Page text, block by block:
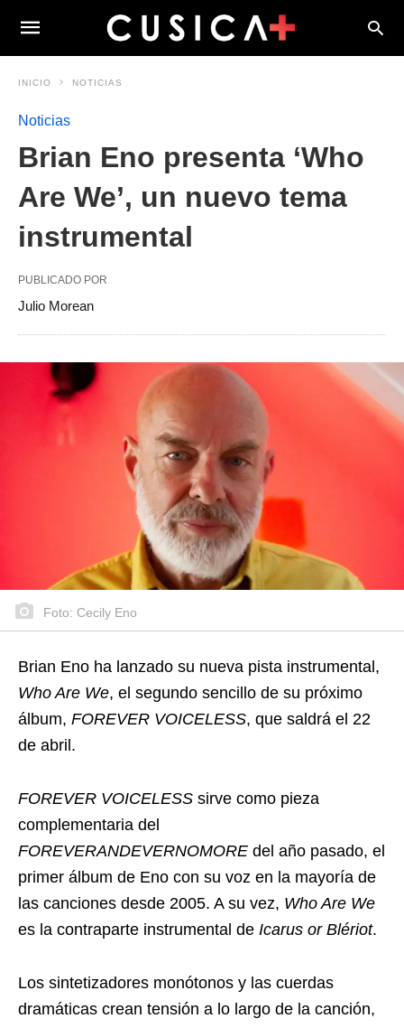
INICIO NOTICIAS
Noticias
Brian Eno presenta ‘Who
Are We’, un nuevo tema
instrumental
PUBLICADO POR
Julio Morean
Foto: Cecily Eno
Brian Eno ha lanzado su nueva pista instrumental,
Who Are We, el segundo sencillo de su próximo
álbum, FOREVER VOICELESS, que saldrá el 22
de abril.
FOREVER VOICELESS sirve como pieza
complementaria del
FOREVERANDEVERNOMORE del año pasado, el
primer álbum de Eno con su voz en la mayoría de
las canciones desde 2005. A su vez, Who Are We
es la contraparte instrumental de Icarus or Blériot.
Los sintetizadores monótonos y las cuerdas
dramáticas crean tensión a lo largo de la canción,